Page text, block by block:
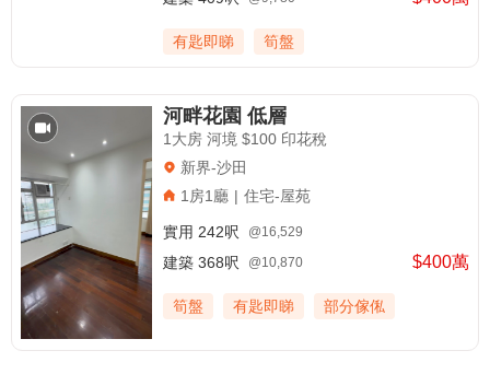
有匙即睇 筍盤
河畔花園 低層
1大房 河境 $100 印花稅
新界-沙田
1房1廳 | 住宅-屋苑
$400萬
實用 242呎 @16,529
建築 368呎 @10,870
筍盤 有匙即睇 部分傢俬